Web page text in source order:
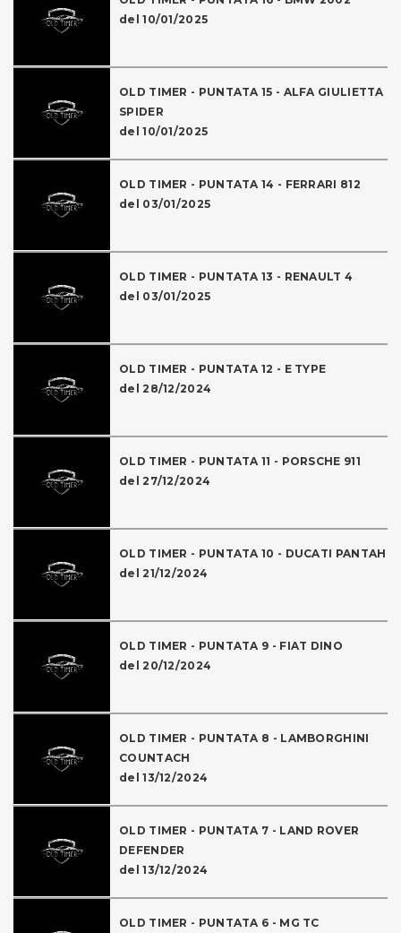
del 10/01/2025
OLD TIMER - PUNTATA 15 - ALFA GIULIETTA
SPIDER
del 10/01/2025
OLD TIMER - PUNTATA 14 - FERRARI 812
del 03/01/2025
OLD TIMER - PUNTATA 13 - RENAULT 4
del 03/01/2025
OLD TIMER - PUNTATA 12 - E TYPE
del 28/12/2024
OLD TIMER - PUNTATA 11 - PORSCHE 911
del 27/12/2024
OLD TIMER - PUNTATA 10 - DUCATI PANTAH
del 21/12/2024
OLD TIMER - PUNTATA 9 - FIAT DINO
del 20/12/2024
OLD TIMER - PUNTATA 8 - LAMBORGHINI
COUNTACH
del 13/12/2024
OLD TIMER - PUNTATA 7 - LAND ROVER
DEFENDER
del 13/12/2024
OLD TIMER - PUNTATA 6 - MG TC